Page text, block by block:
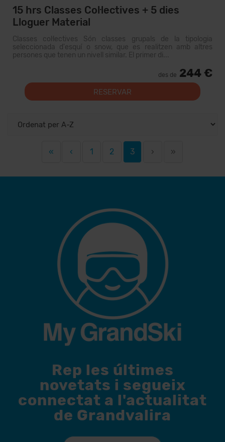
15 hrs Classes Col·lectives + 5 dies
Lloguer Material
Classes col·lectives Són classes grupals de la tipologia
seleccionada d'esquí o snow, que es realitzen amb altres
persones que tenen un nivell similar. El primer di...
des de 244 €
RESERVAR
« ‹ 1 2 3 › »
Rep les últimes
novetats i segueix
connectat a l'actualitat
de Grandvalira